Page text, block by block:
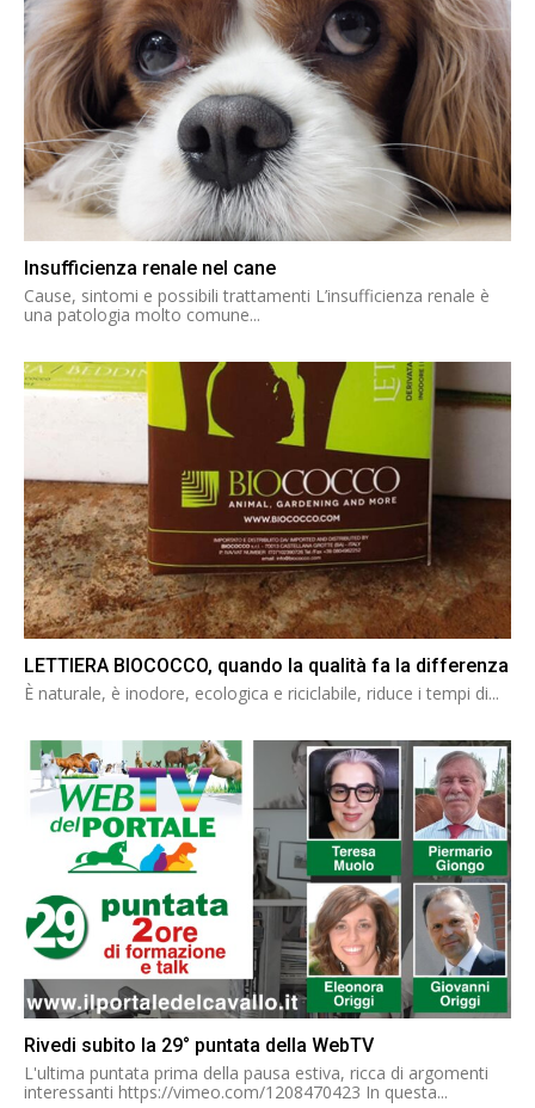
Insufficienza renale nel cane
Cause, sintomi e possibili trattamenti L’insufficienza renale è
una patologia molto comune...
LETTIERA BIOCOCCO, quando la qualità fa la differenza
È naturale, è inodore, ecologica e riciclabile, riduce i tempi di...
Rivedi subito la 29° puntata della WebTV
L'ultima puntata prima della pausa estiva, ricca di argomenti
interessanti https://vimeo.com/1208470423 In questa...